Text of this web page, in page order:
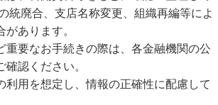
統廃合、支店名称変更、組織再編等によ
があります。
重要なお手続きの際は、各金融機関の公
認ください。
利用を想定し、情報の正確性に配慮して